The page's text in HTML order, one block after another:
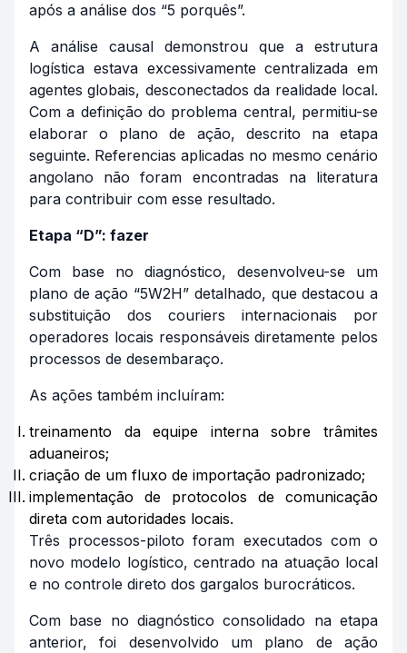
após a análise dos “5 porquês”.
A análise causal demonstrou que a estrutura
logística estava excessivamente centralizada em
agentes globais, desconectados da realidade local.
Com a definição do problema central, permitiu-se
elaborar o plano de ação, descrito na etapa
seguinte. Referencias aplicadas no mesmo cenário
angolano não foram encontradas na literatura
para contribuir com esse resultado.
Etapa “D”: fazer
Com base no diagnóstico, desenvolveu-se um
plano de ação “5W2H” detalhado, que destacou a
substituição dos couriers internacionais por
operadores locais responsáveis diretamente pelos
processos de desembaraço.
As ações também incluíram:
treinamento da equipe interna sobre trâmites
aduaneiros;
criação de um fluxo de importação padronizado;
implementação de protocolos de comunicação
direta com autoridades locais.
Três processos-piloto foram executados com o
novo modelo logístico, centrado na atuação local
e no controle direto dos gargalos burocráticos.
Com base no diagnóstico consolidado na etapa
anterior, foi desenvolvido um plano de ação